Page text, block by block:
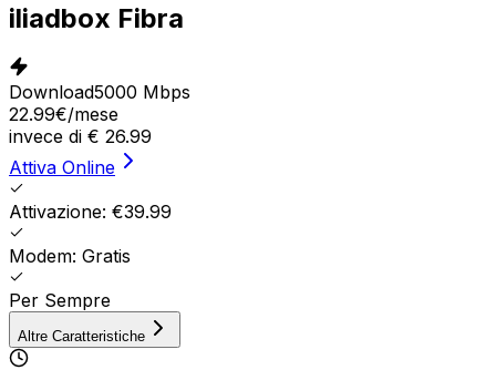
iliadbox Fibra
Download5000 Mbps
22.99€/mese
invece di € 26.99
Attiva Online
Attivazione: €39.99
Modem: Gratis
Per Sempre
Altre Caratteristiche